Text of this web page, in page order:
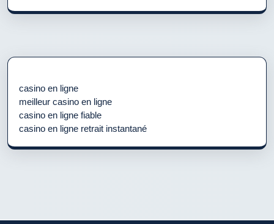
casino en ligne
meilleur casino en ligne
casino en ligne fiable
casino en ligne retrait instantané